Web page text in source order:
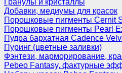
Гранулы и кристаллы
Добавки, медиумы для красок
Порошковые пигменты Cernit
Порошковые пигменты Pearl
Пудра бархатная Cadence
Пуринг (цветные заливки)
Фэнтези, марморирование,
Pebeo Fantasy, фактурные